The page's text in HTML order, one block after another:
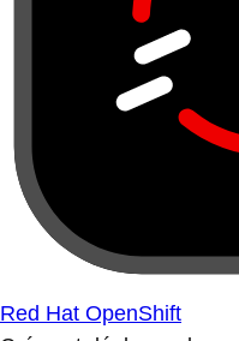
Red Hat OpenShift